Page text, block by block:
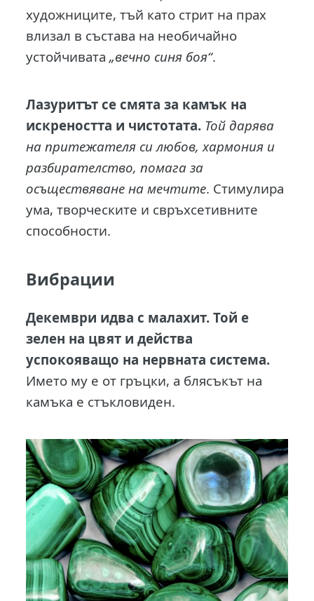
художниците, тъй като стрит на прах
влизал в състава на необичайно
устойчивата„вечно синя боя“.
Лазуритът се смята за камък на
искреността и чистотата. Той дарява
на притежателя си любов, хармония и
разбирателство, помага за
осъществяване на мечтите. Стимулира
ума, творческите и свръхсетивните
способности.
Вибрации
Декември идва с малахит. Той е
зелен на цвят и действа
успокояващо на нервната система.
Името му е от гръцки, а блясъкът на
камъка е стъкловиден.